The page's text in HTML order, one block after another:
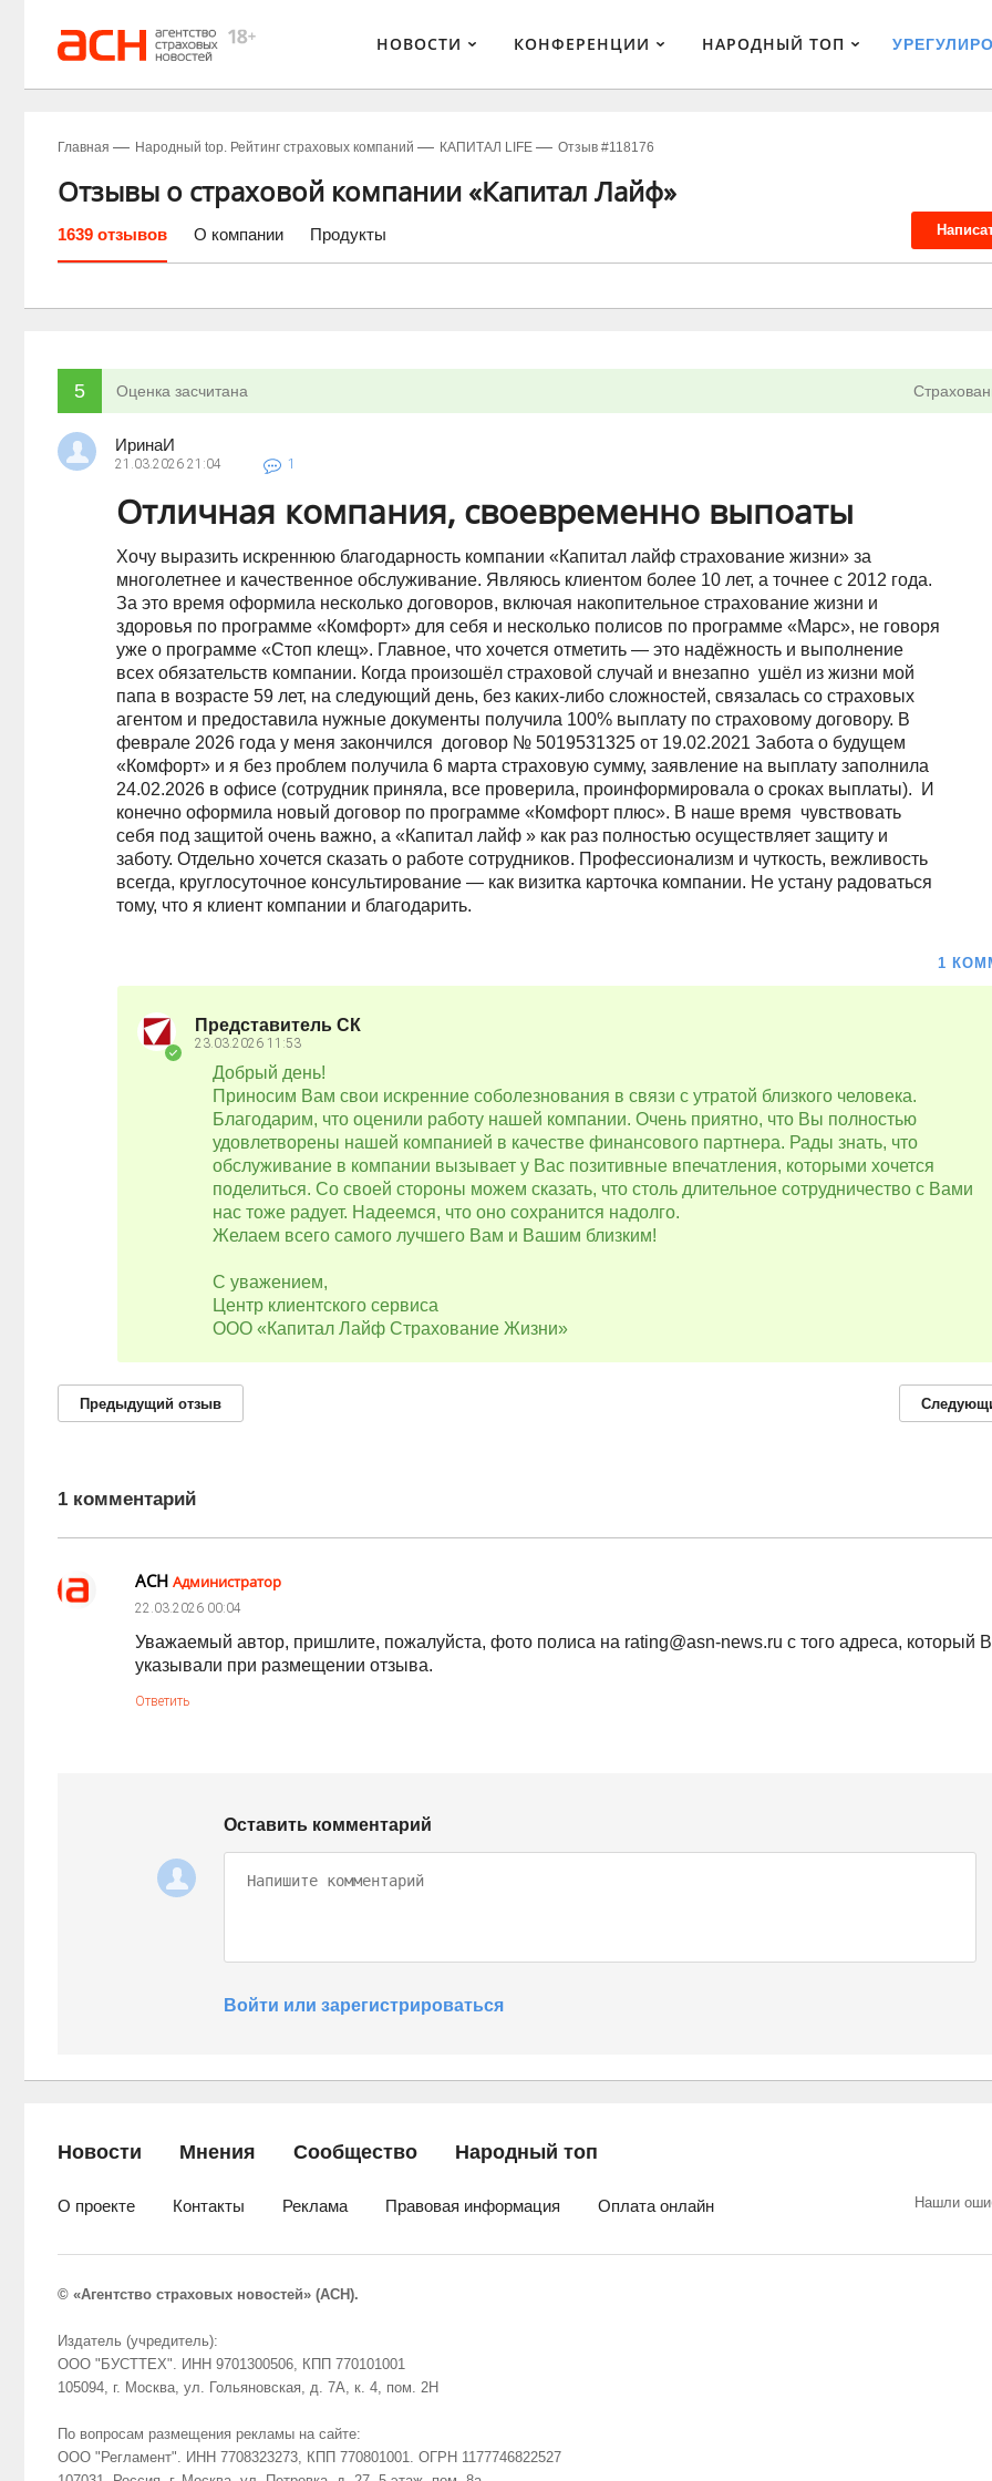
НОВОСТИ КОНФЕРЕНЦИИ НАРОДНЫЙ ТОП
Главная Народный top. Рейтинг страховых компаний КАПИТАЛ LIFE Отзыв #118176
Отзывы о страховой компании «Капитал Лайф»
1639 отзывов О компании Продукты
5 Оценка засчитана
ИринаИ
21.03.2026 21:04 1
Отличная компания, своевременно выпоаты
Хочу выразить искреннюю благодарность компании «Капитал лайф страхование жизни» за
многолетнее и качественное обслуживание. Являюсь клиентом более 10 лет, а точнее с 2012 года.
За это время оформила несколько договоров, включая накопительное страхование жизни и
здоровья по программе «Комфорт» для себя и несколько полисов по программе «Марс», не говоря
уже о программе «Стоп клещ». Главное, что хочется отметить — это надёжность и выполнение
всех обязательств компании. Когда произошёл страховой случай и внезапно ушёл из жизни мой
папа в возрасте 59 лет, на следующий день, без каких-либо сложностей, связалась со страховых
агентом и предоставила нужные документы получила 100% выплату по страховому договору. В
феврале 2026 года у меня закончился договор № 5019531325 от 19.02.2021 Забота о будущем
«Комфорт» и я без проблем получила 6 марта страховую сумму, заявление на выплату заполнила
24.02.2026 в офисе (сотрудник приняла, все проверила, проинформировала о сроках выплаты). И
конечно оформила новый договор по программе «Комфорт плюс». В наше время чувствовать
себя под защитой очень важно, а «Капитал лайф » как раз полностью осуществляет защиту и
заботу. Отдельно хочется сказать о работе сотрудников. Профессионализм и чуткость, вежливость
всегда, круглосуточное консультирование — как визитка карточка компании. Не устану радоваться
тому, что я клиент компании и благодарить.
1
Представитель СК
23.03.2026 11:53
Добрый день!
Приносим Вам свои искренние соболезнования в связи с утратой близкого человека.
Благодарим, что оценили работу нашей компании. Очень приятно, что Вы полностью
удовлетворены нашей компанией в качестве финансового партнера. Рады знать, что
обслуживание в компании вызывает у Вас позитивные впечатления, которыми хочется
поделиться. Со своей стороны можем сказать, что столь длительное сотрудничество с Вами
нас тоже радует. Надеемся, что оно сохранится надолго.
Желаем всего самого лучшего Вам и Вашим близким!
С уважением,
Центр клиентского сервиса
ООО «Капитал Лайф Страхование Жизни»
Предыдущий отзыв
1 комментарий
АСН Администратор
22.03.2026 00:04
Уважаемый автор, пришлите, пожалуйста, фото полиса на rating@asn-news.ru с того адреса, который
указывали при размещении отзыва.
Ответить
Оставить комментарий
Войти или зарегистрироваться
Новости Мнения Сообщество Народный топ
О проекте Контакты Реклама Правовая информация Оплата онлайн Нашли
© «Агентство страховых новостей» (АСН).
Издатель (учредитель):
ООО "БУСТТЕХ". ИНН 9701300506, КПП 770101001
105094, г. Москва, ул. Гольяновская, д. 7А, к. 4, пом. 2Н
По вопросам размещения рекламы на сайте:
ООО "Регламент". ИНН 7708323273, КПП 770801001. ОГРН 1177746822527